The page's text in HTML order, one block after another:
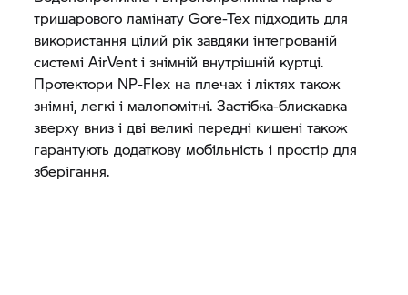
тришарового ламінату Gore-Tex підходить для
використання цілий рік завдяки інтегрованій
системі AirVent і знімній внутрішній куртці.
Протектори NP-Flex на плечах і ліктях також
знімні, легкі і малопомітні. Застібка-блискавка
зверху вниз і дві великі передні кишені також
гарантують додаткову мобільність і простір для
зберігання.